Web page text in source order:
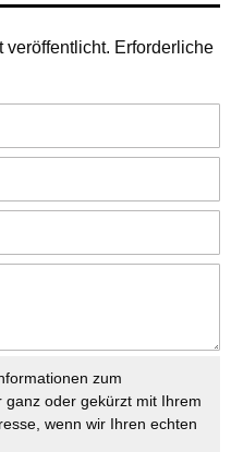
veröffentlicht. Erforderliche
zum
oder gekürzt mit Ihrem
wenn wir Ihren echten